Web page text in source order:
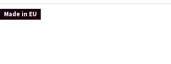
Made in EU